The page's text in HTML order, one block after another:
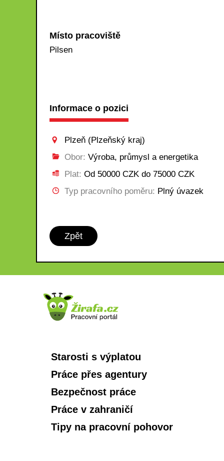
Místo pracoviště
Pilsen
Informace o pozici
Plzeň (Plzeňský kraj)
Obor: Výroba, průmysl a energetika
Plat: Od 50000 CZK do 75000 CZK
Typ pracovního poměru: Plný úvazek
Zpět
Starosti s výplatou
Práce přes agentury
Bezpečnost práce
Práce v zahraničí
Tipy na pracovní pohovor